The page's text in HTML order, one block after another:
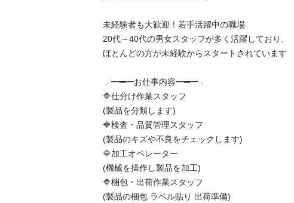
未経験者も大歓迎！若手活躍中の職場
20代～40代の男女スタッフが多く活躍しており、
ほとんどの方が未経験からスタートされています
╭━═━お仕事内容━═━╮
🔷仕分け作業スタッフ
(製品を分類します)
🔷検査・品質管理スタッフ
(製品のキズや不良をチェックします)
🔷加工オペレーター
(機械を操作し製品を加工)
🔷梱包・出荷作業スタッフ
(製品の梱包 ラベル貼り 出荷準備)